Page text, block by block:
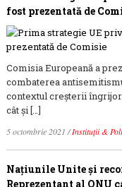
fost prezentată de
Comisia Europeană a
combaterea
contextul creșterii
cât și […]
5 octombrie 2021 /Instituții &
Naţiunile Unite şi
Reprezentant al ONU